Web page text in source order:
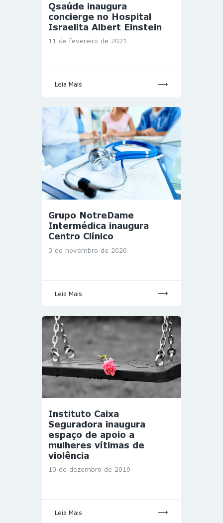
Qsaúde inaugura
concierge no Hospital
Israelita Albert Einstein
11 de fevereiro de 2021
Leia Mais
Grupo NotreDame
Intermédica inaugura
Centro Clínico
3 de novembro de 2020
Leia Mais
Instituto Caixa
Seguradora inaugura
espaço de apoio a
mulheres vítimas de
violência
10 de dezembro de 2019
Leia Mais